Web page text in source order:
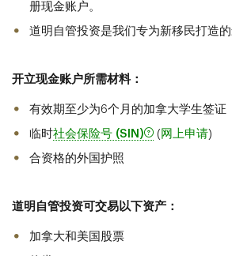
册现金账户。
道明自管投资是我们专为新移民打造的
开立现金账户所需材料：
有效期至少为6个月的加拿大学生签证
临时社会保险号 (SIN) ( 网上申请)
合资格的外国护照
道明自管投资可交易以下资产：
加拿大和美国股票